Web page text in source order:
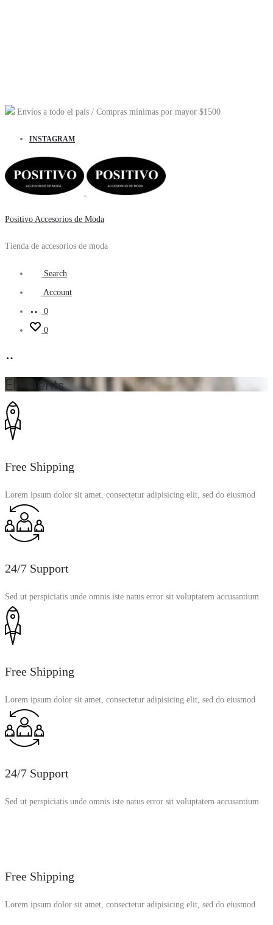
Envíos a todo el país / Compras mínimas por mayor $1500
INSTAGRAM
Positivo Accesorios de Moda
Tienda de accesorios de moda
Search
Account
0
0
Elements
Free Shipping
Lorem ipsum dolor sit amet, consectetur adipisicing elit, sed do eiusmod
24/7 Support
Sed ut perspiciatis unde omnis iste natus error sit voluptatem accusantium
Free Shipping
Lorem ipsum dolor sit amet, consectetur adipisicing elit, sed do eiusmod
24/7 Support
Sed ut perspiciatis unde omnis iste natus error sit voluptatem accusantium
Free Shipping
Lorem ipsum dolor sit amet, consectetur adipisicing elit, sed do eiusmod